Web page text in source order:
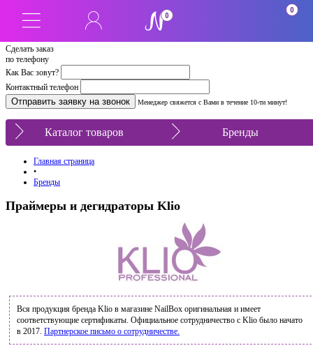
Сделать заказ
по телефону
Как Вас зовут?
Контактный телефон
Менеджер свяжется с Вами в течение 10-ти минут!
0
0
Каталог товаров Бренды
Главная страница
•
Бренды
Праймеры и дегидраторы Klio
Вся продукция бренда Klio в магазине NailBox оригинальная и имеет
соответствующие сертификаты. Официальное сотрудничество с Klio было начато
в 2017. Партнерское письмо о сотрудничестве.